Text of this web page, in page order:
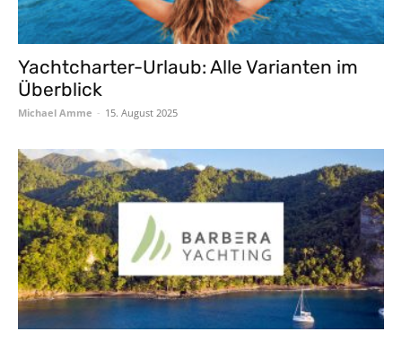
Yachtcharter-Urlaub: Alle Varianten im
Überblick
Michael Amme - 15. August 2025